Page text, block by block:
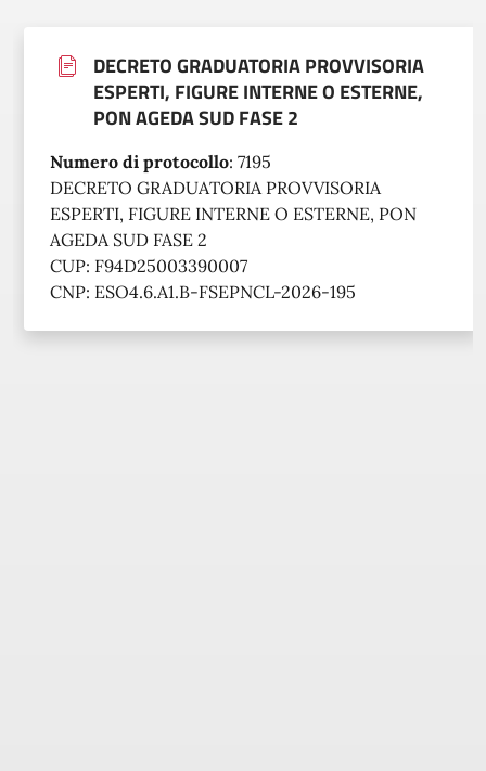
DECRETO GRADUATORIA PROVVISORIA
ESPERTI, FIGURE INTERNE O ESTERNE,
PON AGEDA SUD FASE 2
Numero di protocollo: 7195
DECRETO GRADUATORIA PROVVISORIA
ESPERTI, FIGURE INTERNE O ESTERNE, PON
AGEDA SUD FASE 2
CUP: F94D25003390007
CNP: ESO4.6.A1.B-FSEPNCL-2026-195